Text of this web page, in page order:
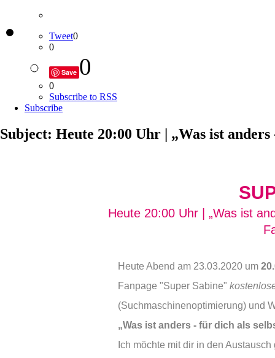
Tweet0
0
Save 0
0
Subscribe to RSS
Subscribe
Subject: Heute 20:00 Uhr | „Was ist
Heute 20:00 Uhr | „Was ist
Heute Abend am 23.03.2020 um
Fanpage "Super Sabine"
(Suchmaschinenoptimierung) und
„Was ist anders - für dich als
Ich möchte mit dir in den